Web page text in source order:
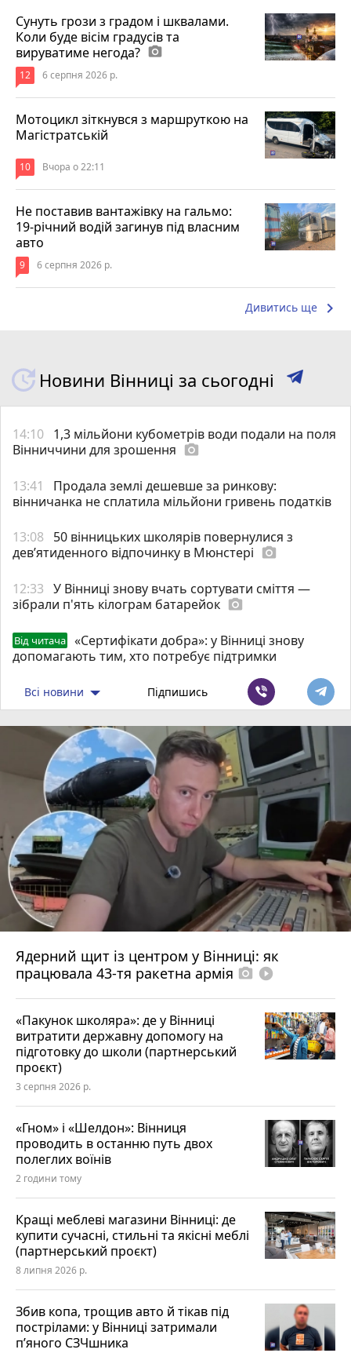
Сунуть грози з градом і шквалами.
Коли буде вісім градусів та
вируватиме негода? photo_camera
12 6 серпня 2026 р.
Мотоцикл зіткнувся з маршруткою на
Магістратській
10 Вчора о 22:11
Не поставив вантажівку на гальмо:
19-річний водій загинув під власним
авто
9 6 серпня 2026 р.
Дивитись ще keyboard_arrow_right
Новини Вінниці за сьогодні
14:10 1,3 мільйони кубометрів води подали на поля
Вінниччини для зрошення photo_camera
13:41
Продала землі дешевше за ринкову:
вінничанка не сплатила мільйони гривень податків
13:08
50 вінницьких школярів повернулися з
дев’ятиденного відпочинку в Мюнстері photo_camera
12:33 У Вінниці знову вчать сортувати сміття —
зібрали п'ять кілограм батарейок photo_camera
Від читача
«Сертифікати добра»: у Вінниці знову
допомагають тим, хто потребує підтримки
Всі новини Підпишись
Ядерний щит із центром у Вінниці: як
працювала 43-тя ракетна армія photo_camera play_circle_filled
«Пакунок школяра»: де у Вінниці
витратити державну допомогу на
підготовку до школи (партнерський
проєкт)
3 серпня 2026 р.
«Гном» і «Шелдон»: Вінниця
проводить в останню путь двох
полеглих воїнів
2 години тому
Кращі меблеві магазини Вінниці: де
купити сучасні, стильні та якісні меблі
(партнерський проєкт)
8 липня 2026 р.
Збив копа, трощив авто й тікав під
пострілами: у Вінниці затримали
п’яного СЗЧшника